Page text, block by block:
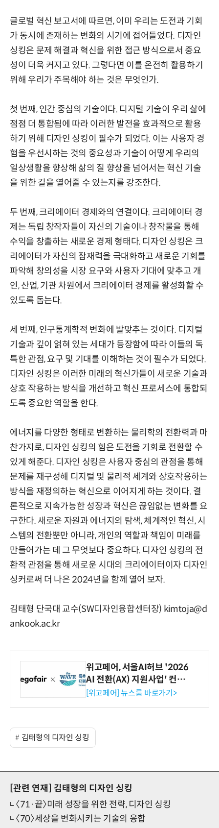
글로벌 혁신 보고서에 따르면, 이미 우리는 도전과 기회
가 동시에 존재하는 변화의 시기에 접어들었다. 디자인
싱킹은 문제 해결과 혁신을 위한 접근 방식으로서 중요
성이 더욱 커지고 있다. 그렇다면 이를 온전히 활용하기
위해 우리가 주목해야 하는 것은 무엇인가.
첫 번째, 인간 중심의 기술이다. 디지털 기술이 우리 삶에
점점 더 통합됨에 따라 이러한 발전을 효과적으로 활용
하기 위해 디자인 싱킹이 필수가 되었다. 이는 사용자 경
험을 우선시하는 것의 중요성과 기술이 어떻게 우리의
일상생활을 향상해 삶의 질 향상을 넘어서는 혁신 기술
을 위한 길을 열어줄 수 있는지를 강조한다.
두 번째, 크리에이터 경제와의 연결이다. 크리에이터 경
제는 독립 창작자들이 자신의 기술이나 창작물을 통해
수익을 창출하는 새로운 경제 형태다. 디자인 싱킹은 크
리에이터가 자신의 잠재력을 극대화하고 새로운 기회를
파악해 창의성을 시장 요구와 사용자 기대에 맞추고 개
인, 산업, 기관 차원에서 크리에이터 경제를 활성화할 수
있도록 돕는다.
세 번째, 인구통계학적 변화에 발맞추는 것이다. 디지털
기술과 깊이 얽혀 있는 세대가 등장함에 따라 이들의 독
특한 관점, 요구 및 기대를 이해하는 것이 필수가 되었다.
디자인 싱킹은 이러한 미래의 혁신가들이 새로운 기술과
상호 작용하는 방식을 개선하고 혁신 프로세스에 통합되
도록 중요한 역할을 한다.
에너지를 다양한 형태로 변환하는 물리학의 전환력과 마
찬가지로, 디자인 싱킹의 힘은 도전을 기회로 전환할 수
있게 해준다. 디자인 싱킹은 사용자 중심의 관점을 통해
문제를 재구성해 디지털 및 물리적 세계와 상호작용하는
방식을 재정의하는 혁신으로 이어지게 하는 것이다. 결
론적으로 지속가능한 성장과 혁신은 끊임없는 변화를 요
구한다. 새로운 자원과 에너지의 탐색, 체계적인 혁신, 시
스템의 전환뿐만 아니라, 개인의 역할과 책임이 미래를
만들어가는 데 그 무엇보다 중요하다. 디자인 싱킹의 전
환적 관점을 통해 새로운 시대의 크리에이터이자 디자인
싱커로써 더 나은 2024년을 함께 열어 보자.
김태형 단국대 교수(SW디자인융합센터장) kimtoja@d
ankook.ac.kr
위고페어, 서울AI허브 '2026
AI 전환(AX) 지원사업' 컨소
시엄 선정
[위고페어] 뉴스룸 바로가기>
김태형의 디자인 싱킹
[관련 연재]
김태형의 디자인 싱킹
〈71·끝〉미래 성장을 위한 전략, 디자인 싱킹
〈70〉세상을 변화시키는 기술의 융합